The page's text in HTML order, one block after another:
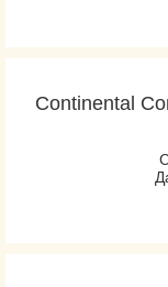
Continental